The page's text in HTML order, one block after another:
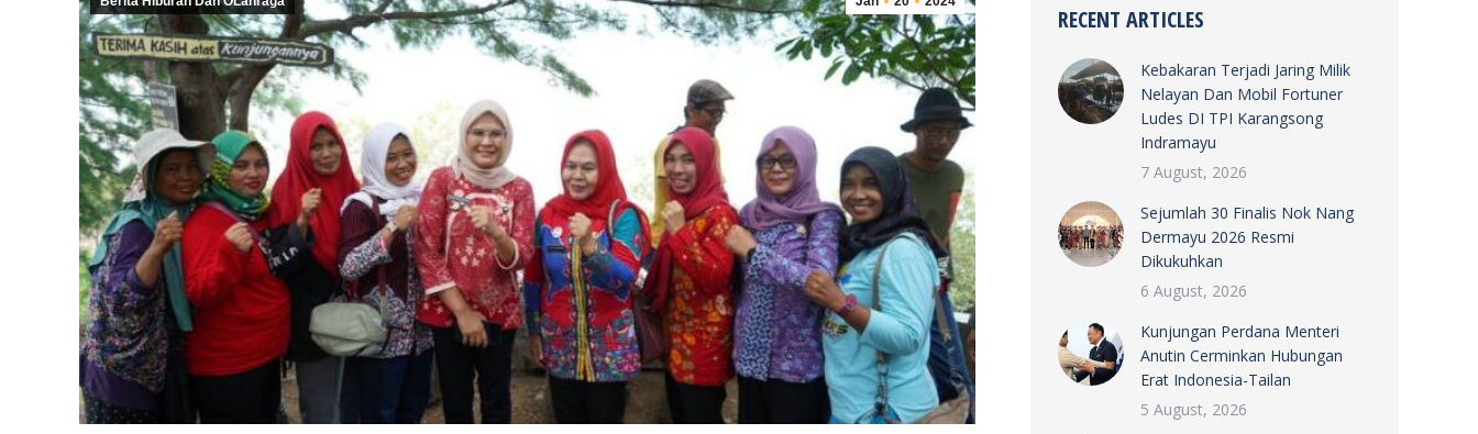
RECENT ARTICLES
Kebakaran Terjadi Jaring Milik
Nelayan Dan Mobil Fortuner
Ludes DI TPI Karangsong
Indramayu
7 August, 2026
Sejumlah 30 Finalis Nok Nang
Dermayu 2026 Resmi
Dikukuhkan
6 August, 2026
Kunjungan Perdana Menteri
Anutin Cerminkan Hubungan
Erat Indonesia-Tailan
5 August, 2026